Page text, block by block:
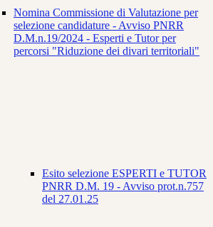
Nomina Commissione di Valutazione per
selezione candidature - Avviso PNRR
D.M.n.19/2024 - Esperti e Tutor per
percorsi "Riduzione dei divari territoriali"
Esito selezione ESPERTI e TUTOR
PNRR D.M. 19 - Avviso prot.n.757
del 27.01.25